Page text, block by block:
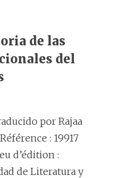
de las
del
por Rajaa
: 19917
d’édition :
de Literatura y